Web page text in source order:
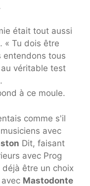
était tout aussi
« Tu dois être
entendons tous
véritable test
à ce moule.
comme s'il
avec
Dit, faisant
avec Prog
être un choix
Mastodonte